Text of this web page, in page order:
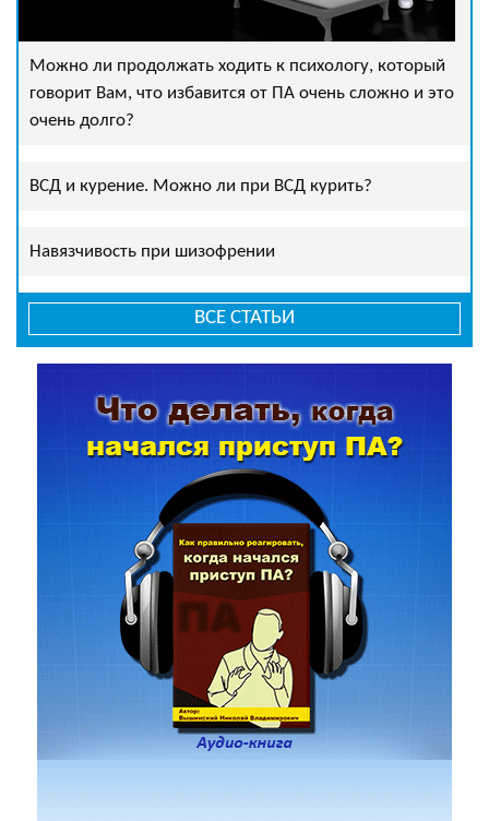
Можно ли продолжать ходить к психологу, который
говорит Вам, что избавится от ПА очень сложно и это
очень долго?
ВСД и курение. Можно ли при ВСД курить?
Навязчивость при шизофрении
ВСЕ СТАТЬИ